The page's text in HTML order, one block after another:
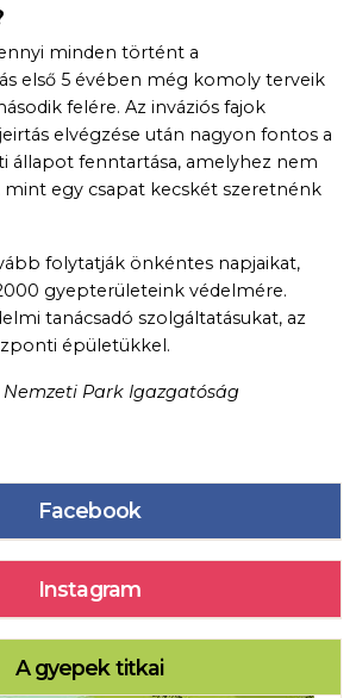
minden történt a
első 5 évében még komoly terveik
felére. Az inváziós fajok
elvégzése után nagyon fontos a
állapot fenntartása, amelyhez nem
egy csapat kecskét szeretnénk
folytatják önkéntes napjaikat,
gyepterületeink védelmére.
tanácsadó szolgáltatásukat, az
épületükkel.
Nemzeti Park Igazgatóság
Facebook
Instagram
A gyepek titkai